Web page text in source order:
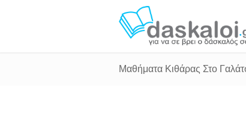
Μαθήματα Κιθάρας Στο